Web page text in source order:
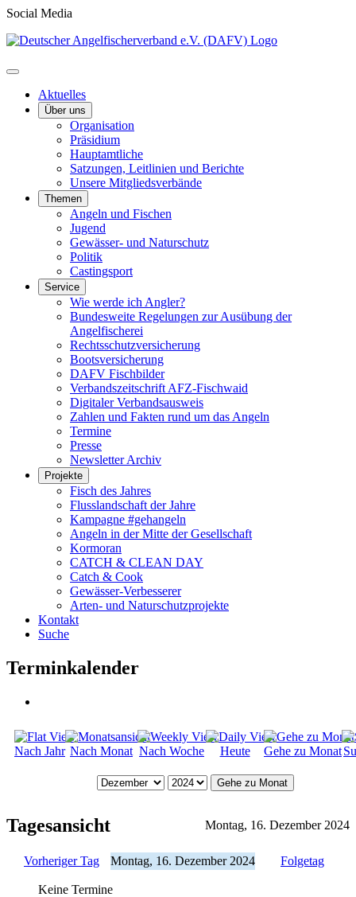
Social Media
Aktuelles
Über uns
Organisation
Präsidium
Hauptamtliche
Satzungen, Leitlinien und Berichte
Unsere Mitgliedsverbände
Themen
Angeln und Fischen
Jugend
Gewässer- und Naturschutz
Politik
Castingsport
Service
Wie werde ich Angler?
Bundesweite Regelungen zur Ausübung der
Angelfischerei
Rechtsschutzversicherung
Bootsversicherung
DAFV Fischbilder
Verbandszeitschrift AFZ-Fischwaid
Digitaler Verbandsausweis
Zahlen und Fakten rund um das Angeln
Termine
Presse
Newsletter Archiv
Projekte
Fisch des Jahres
Flusslandschaft der Jahre
Kampagne #gehangeln
Angeln in der Mitte der Gesellschaft
Kormoran
CATCH & CLEAN DAY
Catch & Cook
Gewässer-Verbesserer
Arten- und Naturschutzprojekte
Kontakt
Suche
Terminkalender
Nach Jahr Nach Monat Nach Woche Heute Gehe zu Monat
Gehe zu Monat
Tagesansicht Montag, 16. Dezember 2024
Vorheriger Tag Montag, 16. Dezember 2024 Folgetag
Keine Termine